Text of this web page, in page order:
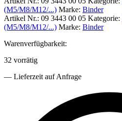
(M5/M8/M12/...) Marke: Binder
Artikel Nr.: 09 3443 00 05 Kategorie:
(M5/M8/M12/...) Marke: Binder
Warenverfügbarkeit:
32 vorrätig
— Lieferzeit auf Anfrage